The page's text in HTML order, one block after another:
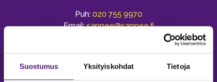
Suostumus Yksityiskohdat Tietoja
Puh: 020 755 9970
Email:sappee@sappee.fi